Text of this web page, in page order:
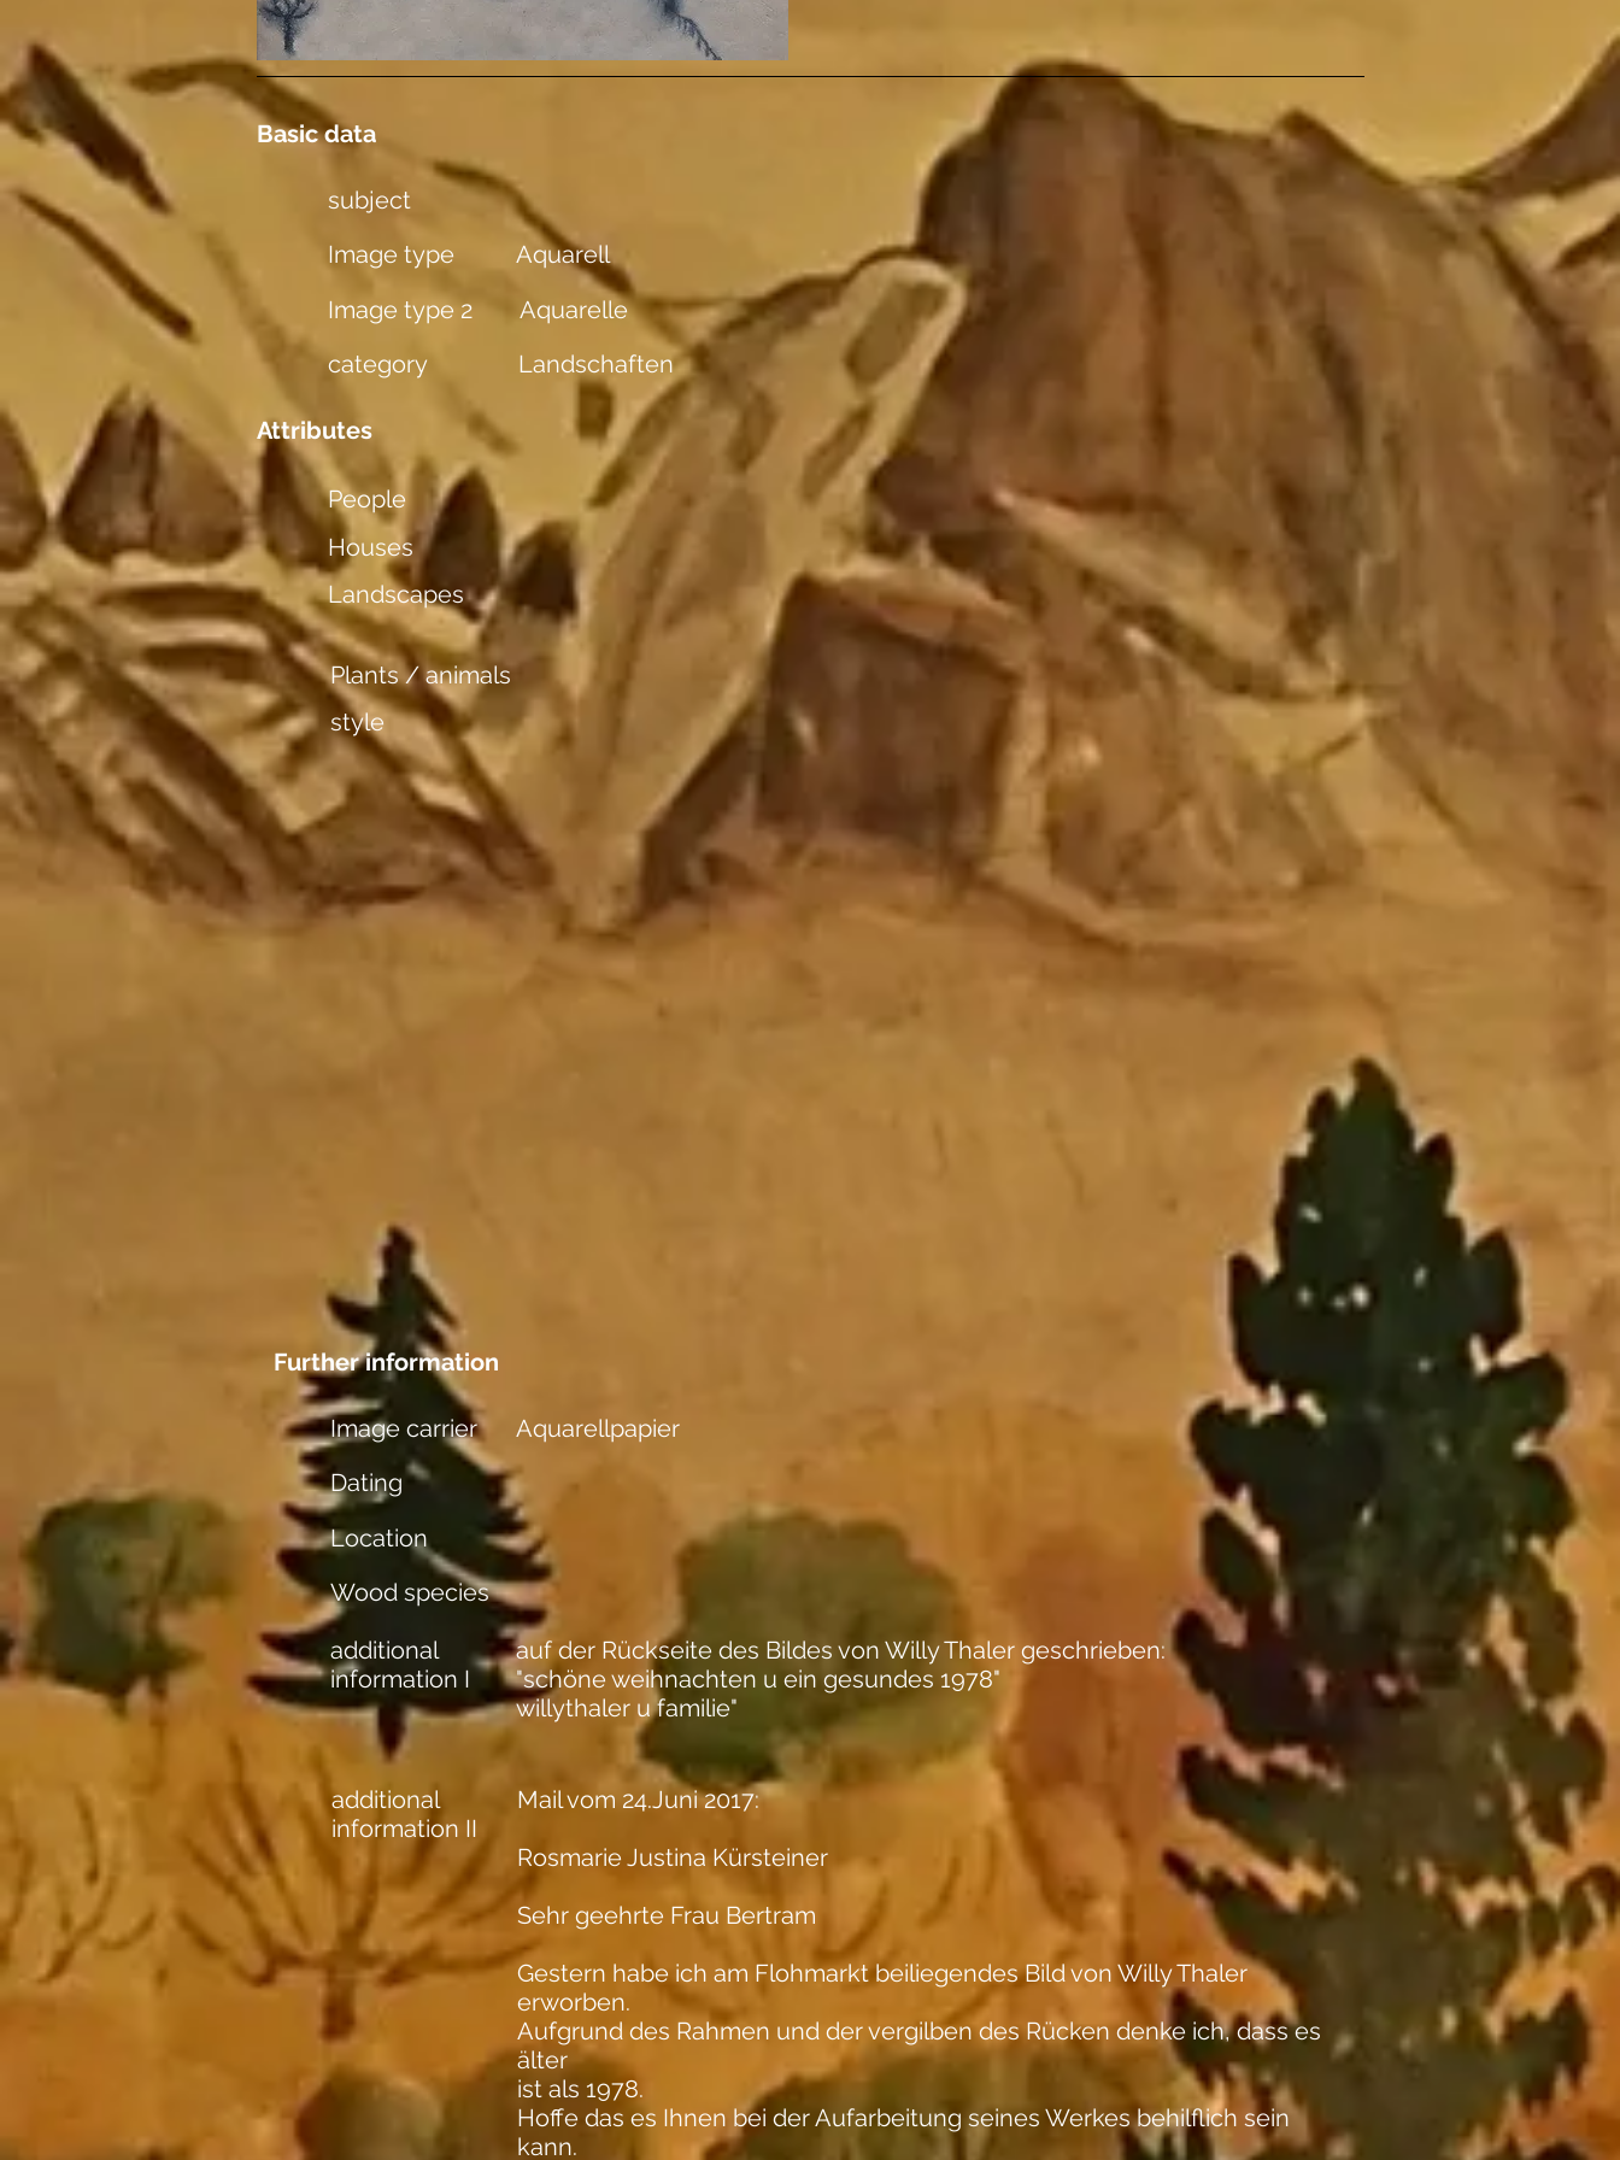
Basic data
subject
Image type
Aquarell
Image type 2
Aquarelle
category
Landschaften
Attributes
People
Houses
Landscapes
Plants / animals
style
Further information
Image carrier
Aquarellpapier
Dating
Location
Wood species
additional
information I
auf der Rückseite des Bildes von Willy Thaler geschrieben:
"schöne weihnachten u ein gesundes 1978"
willythaler u familie"
additional
information II
Mail vom 24.Juni 2017:
Rosmarie Justina Kürsteiner
Sehr geehrte Frau Bertram
Gestern habe ich am Flohmarkt beiliegendes Bild von Willy Thaler
erworben.
Aufgrund des Rahmen und der vergilben des Rücken denke ich, dass es
älter
ist als 1978.
Hoffe das es Ihnen bei der Aufarbeitung seines Werkes behilflich sein
kann.